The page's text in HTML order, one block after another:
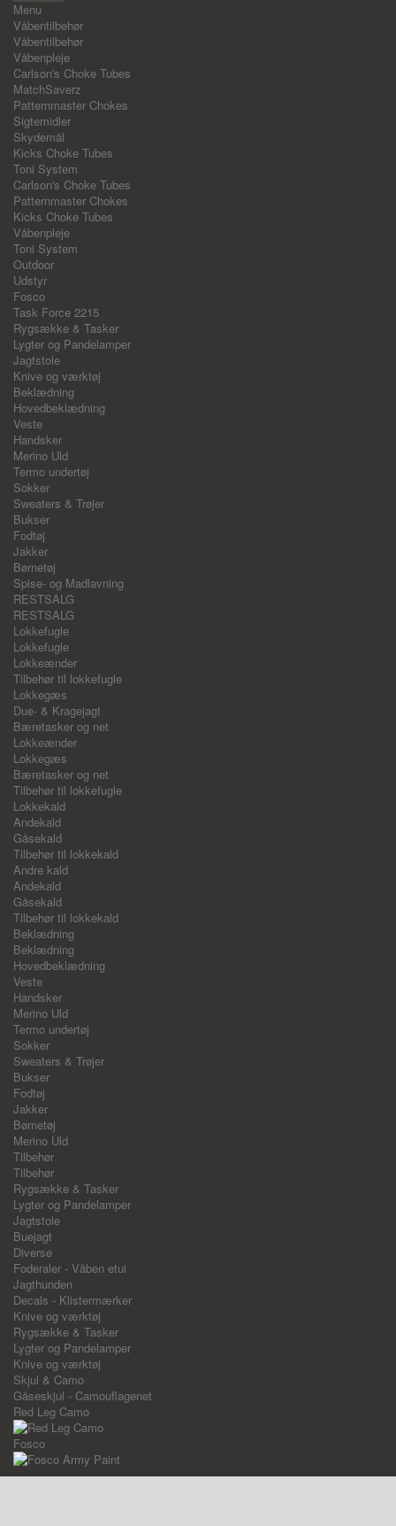
Menu
Våbentilbehør
Våbentilbehør
Våbenpleje
Carlson's Choke Tubes
MatchSaverz
Patternmaster Chokes
Sigtemidler
Skydemål
Kicks Choke Tubes
Toni System
Carlson's Choke Tubes
Patternmaster Chokes
Kicks Choke Tubes
Våbenpleje
Toni System
Outdoor
Udstyr
Fosco
Task Force 2215
Rygsække & Tasker
Lygter og Pandelamper
Jagtstole
Knive og værktøj
Beklædning
Hovedbeklædning
Veste
Handsker
Merino Uld
Termo undertøj
Sokker
Sweaters & Trøjer
Bukser
Fodtøj
Jakker
Børnetøj
Spise- og Madlavning
RESTSALG
RESTSALG
Lokkefugle
Lokkefugle
Lokkeænder
Tilbehør til lokkefugle
Lokkegæs
Due- & Kragejagt
Bæretasker og net
Lokkeænder
Lokkegæs
Bæretasker og net
Tilbehør til lokkefugle
Lokkekald
Andekald
Gåsekald
Tilbehør til lokkekald
Andre kald
Andekald
Gåsekald
Tilbehør til lokkekald
Beklædning
Beklædning
Hovedbeklædning
Veste
Handsker
Merino Uld
Termo undertøj
Sokker
Sweaters & Trøjer
Bukser
Fodtøj
Jakker
Børnetøj
Merino Uld
Tilbehør
Tilbehør
Rygsække & Tasker
Lygter og Pandelamper
Jagtstole
Buejagt
Diverse
Foderaler - Våben etui
Jagthunden
Decals - Klistermærker
Knive og værktøj
Rygsække & Tasker
Lygter og Pandelamper
Knive og værktøj
Skjul & Camo
Gåseskjul - Camouflagenet
Red Leg Camo
Fosco